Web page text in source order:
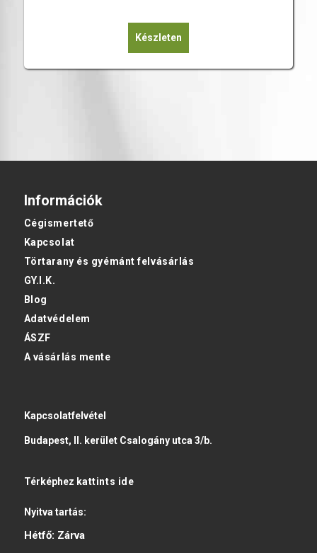
Készleten
Információk
Cégismertető
Kapcsolat
Törtarany és gyémánt felvásárlás
GY.I.K.
Blog
Adatvédelem
ÁSZF
A vásárlás mente
Kapcsolatfelvétel
Budapest, II. kerület Csalogány utca 3/b.
Térképhez kattints ide
Nyitva tartás:
Hétfő: Zárva